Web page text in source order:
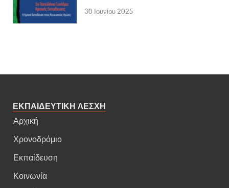
30 Ιουνίου 2025
ΕΚΠΑΙΔΕΥΤΙΚΗ ΛΕΣΧΗ
Αρχική
Χρονοδρόμιο
Εκπαίδευση
Κοινωνία